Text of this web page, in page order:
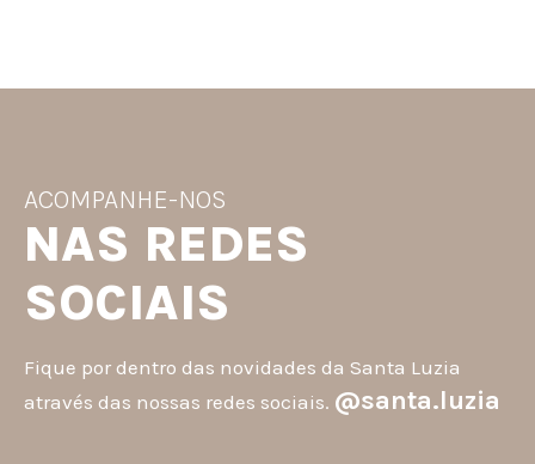
ACOMPANHE-NOS
NAS REDES
SOCIAIS
Fique por dentro das novidades da Santa Luzia
através das nossas redes sociais. @santa.luzia